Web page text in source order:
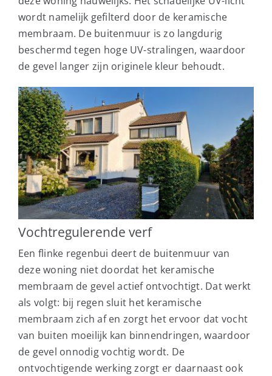
wordt namelijk gefilterd door de keramische
membraam. De buitenmuur is zo langdurig
beschermd tegen hoge UV-stralingen, waardoor
de gevel langer zijn originele kleur behoudt.
Vochtregulerende verf
Een flinke regenbui deert de buitenmuur van
deze woning niet doordat het keramische
membraam de gevel actief ontvochtigt. Dat werkt
als volgt: bij regen sluit het keramische
membraam zich af en zorgt het ervoor dat vocht
van buiten moeilijk kan binnendringen, waardoor
de gevel onnodig vochtig wordt. De
ontvochtigende werking zorgt er daarnaast ook